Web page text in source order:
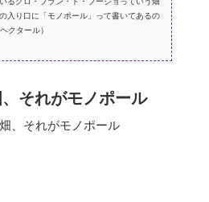
入り口に「モノポール」って書いてあるの
クタール）
それがモノポール